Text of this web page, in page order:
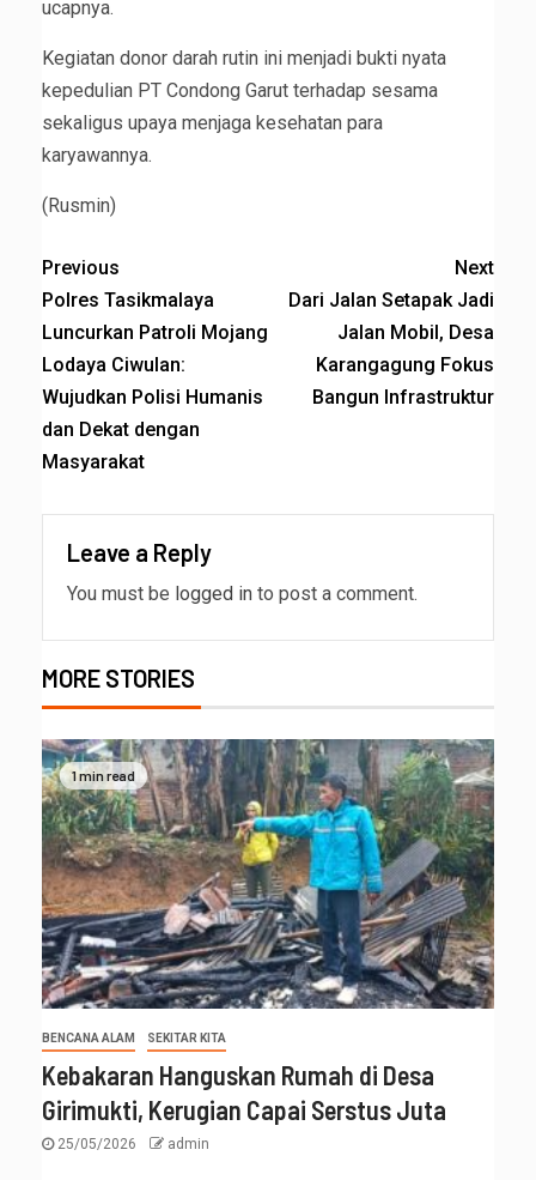
ucapnya.
Kegiatan donor darah rutin ini menjadi bukti nyata
kepedulian PT Condong Garut terhadap sesama
sekaligus upaya menjaga kesehatan para
karyawannya.
(Rusmin)
Previous
Polres Tasikmalaya
Luncurkan Patroli Mojang
Lodaya Ciwulan:
Wujudkan Polisi Humanis
dan Dekat dengan
Masyarakat
Next
Dari Jalan Setapak Jadi
Jalan Mobil, Desa
Karangagung Fokus
Bangun Infrastruktur
Leave a Reply
You must be logged in to post a comment.
MORE STORIES
1 min read
BENCANA ALAM SEKITAR KITA
Kebakaran Hanguskan Rumah di Desa
Girimukti, Kerugian Capai Serstus Juta
25/05/2026 admin